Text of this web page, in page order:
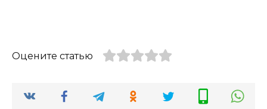
Оцените статью